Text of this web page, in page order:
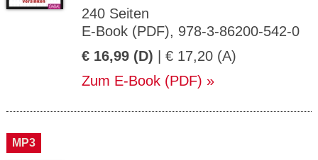
240 Seiten
E-Book (PDF), 978-3-86200-542-0
€ 16,99 (D) | € 17,20 (A)
Zum E-Book (PDF)
MP3